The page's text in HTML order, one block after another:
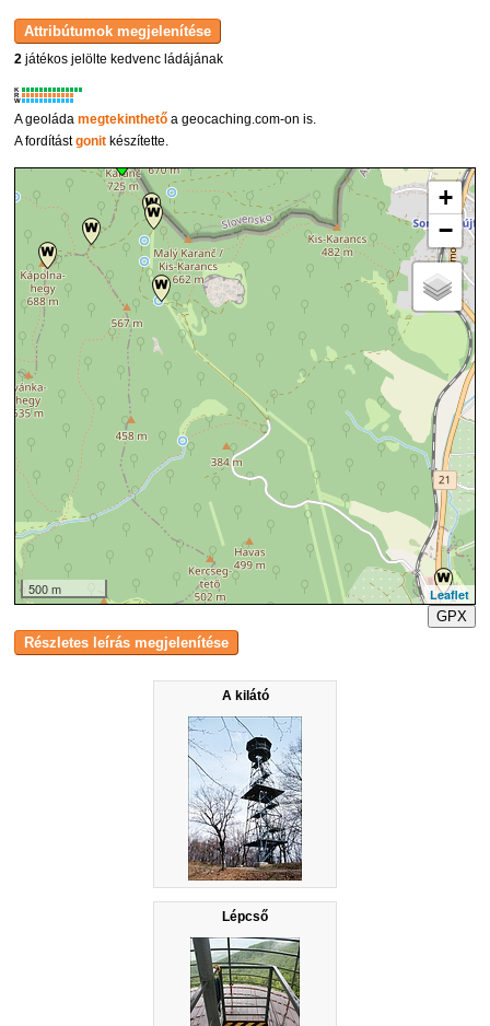
A kilátó
Lépcső
2 játékos jelölte kedvenc ládájának
K
R
W
A geoládamegtekinthető a geocaching.com-on is.
A fordítástgonit készítette.
+
−
500 m
Leaflet
GPX